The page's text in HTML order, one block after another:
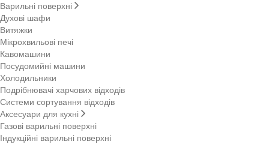
Варильні поверхні
Духові шафи
Витяжки
Мікрохвильові печі
Кавомашини
Посудомийні машини
Холодильники
Подрібнювачі харчових відходів
Системи сортування відходів
Аксесуари для кухні
Газові варильні поверхні
Індукційні варильні поверхні